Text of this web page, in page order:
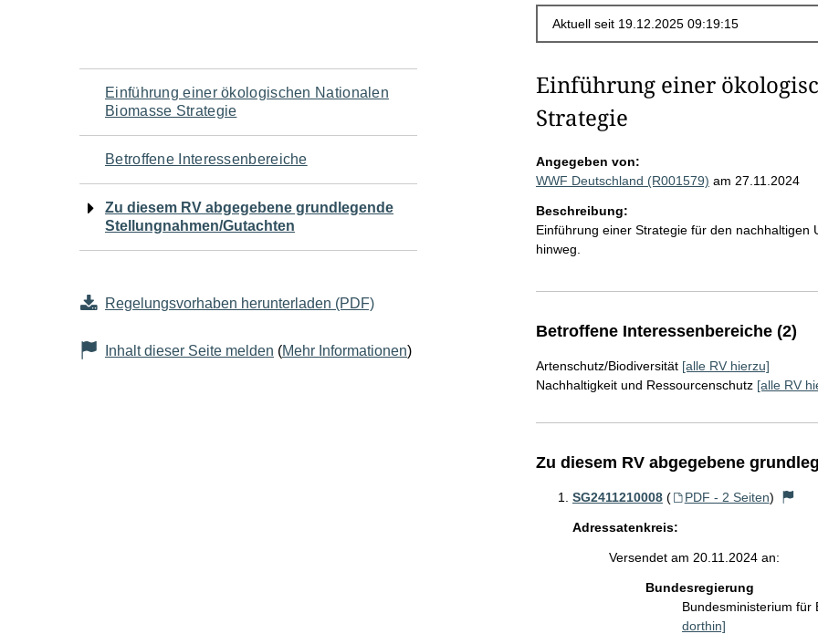
Navigation
für
den
Seiteninhalt
Einführung einer ökologischen Nationalen
Biomasse Strategie
Betroffene Interessenbereiche
Zu diesem RV abgegebene grundlegende
Stellungnahmen/Gutachten
Regelungsvorhaben herunterladen (PDF)
Inhalt dieser Seite melden (Mehr Informationen)
Einführung einer
Strategie
Angegeben von:
WWF Deutschland (R001579) am 27.11.2024
Beschreibung:
Einführung einer Strategie für den
hinweg.
Betroffene Interessenbereiche (2)
Artenschutz/Biodiversität [alle RV hierzu]
Nachhaltigkeit und Ressourcenschutz [alle RV
Zu diesem RV abgegebene
SG2411210008 ( PDF - 2 Seiten)
Adressatenkreis:
Versendet am 20.11.2024 an:
Bundesregierung
Bundesministerium
dorthin]